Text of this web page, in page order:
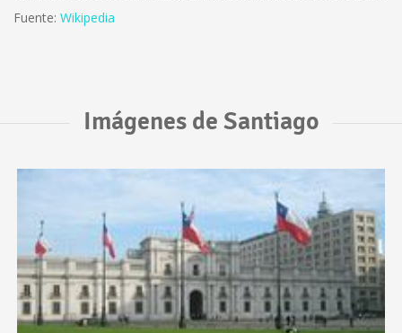
Fuente: Wikipedia
Imágenes de Santiago